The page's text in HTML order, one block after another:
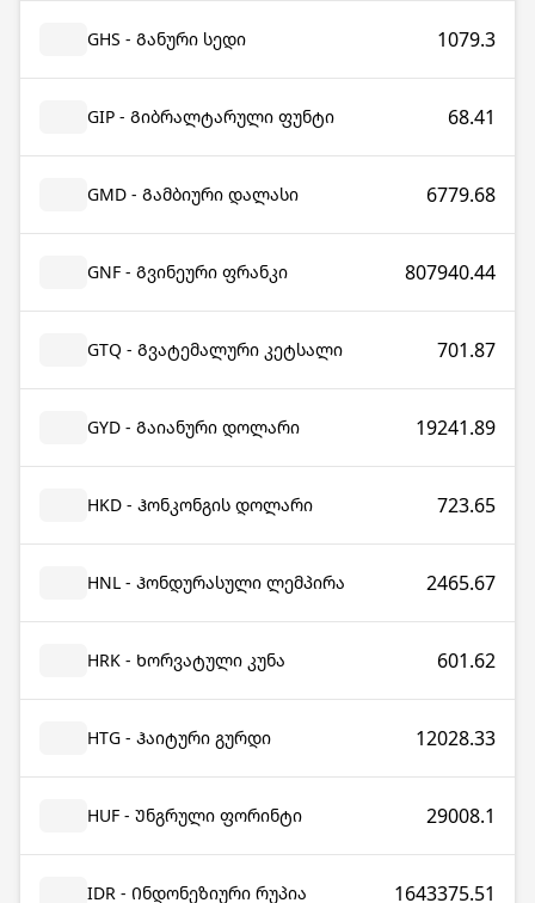
GHS - Განური სედი 1079.3
GIP - Გიბრალტარული ფუნტი 68.41
GMD - Გამბიური დალასი 6779.68
GNF - Გვინეური ფრანკი 807940.44
GTQ - Გვატემალური კეტსალი 701.87
GYD - Გაიანური დოლარი 19241.89
HKD - Ჰონკონგის დოლარი 723.65
HNL - Ჰონდურასული ლემპირა 2465.67
HRK - Ხორვატული კუნა 601.62
HTG - Ჰაიტური გურდი 12028.33
HUF - Უნგრული ფორინტი 29008.1
IDR - Ინდონეზიური რუპია 1643375.51